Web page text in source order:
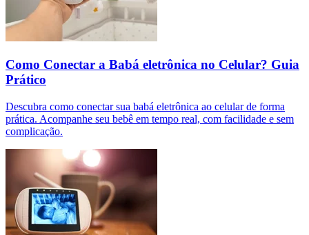
Como Conectar a Babá eletrônica no Celular? Guia
Prático
Descubra como conectar sua babá eletrônica ao celular de forma
prática. Acompanhe seu bebê em tempo real, com facilidade e sem
complicação.